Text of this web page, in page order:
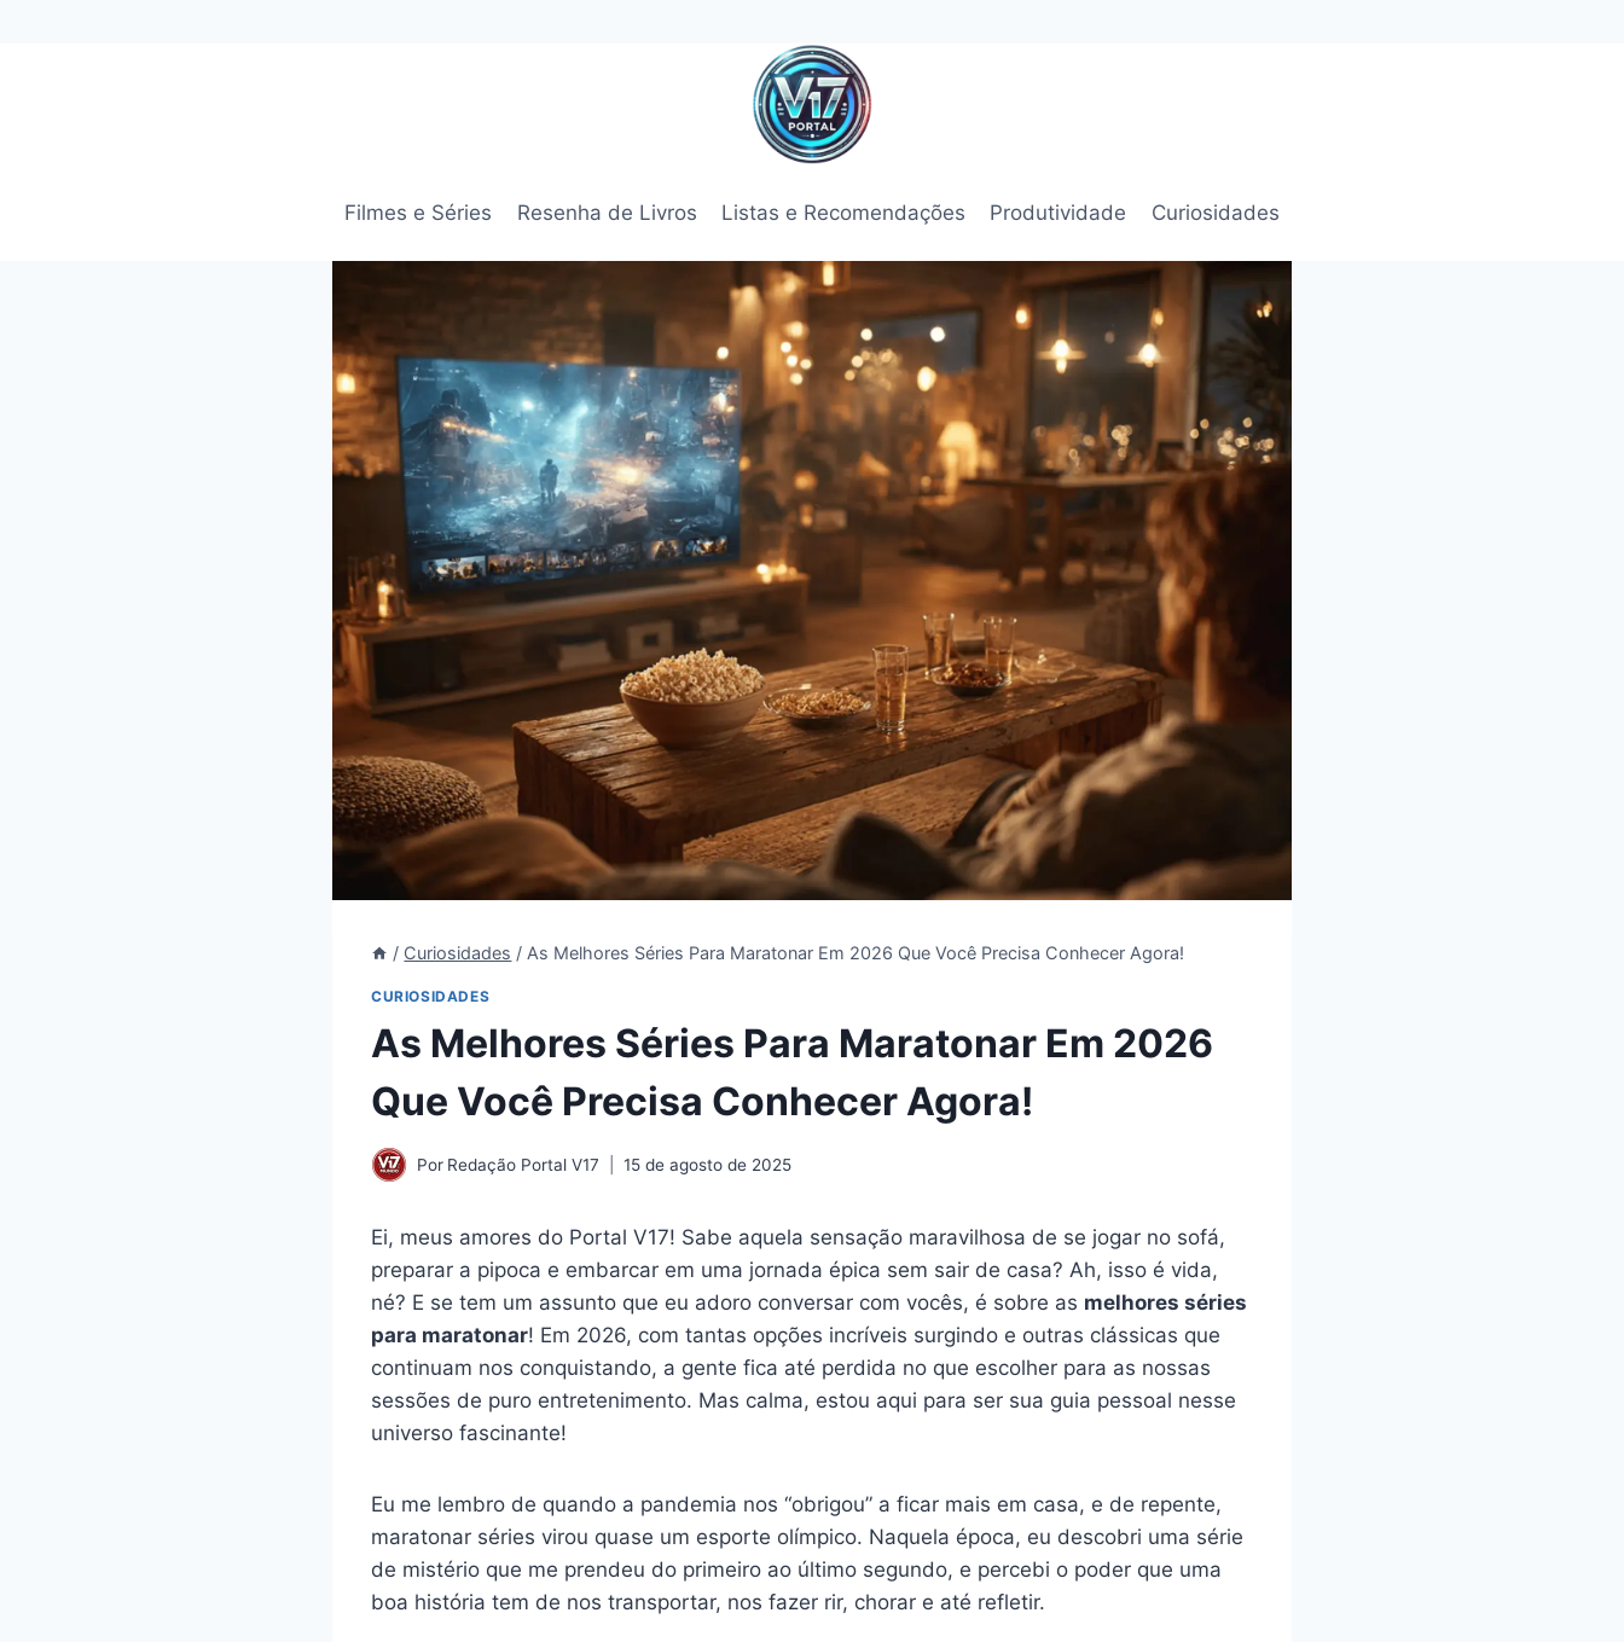
Filmes e Séries Resenha de Livros Listas e Recomendações Produtividade Curiosidades
/ Curiosidades / As Melhores Séries Para Maratonar Em 2026 Que Você Precisa Conhecer Agora!
CURIOSIDADES
As Melhores Séries Para Maratonar Em 2026
Que Você Precisa Conhecer Agora!
Por Redação Portal V17 15 de agosto de 2025
Ei, meus amores do Portal V17! Sabe aquela sensação maravilhosa de se jogar no sofá,
preparar a pipoca e embarcar em uma jornada épica sem sair de casa? Ah, isso é vida,
né? E se tem um assunto que eu adoro conversar com vocês, é sobre as melhores séries
para maratonar! Em 2026, com tantas opções incríveis surgindo e outras clássicas que
continuam nos conquistando, a gente fica até perdida no que escolher para as nossas
sessões de puro entretenimento. Mas calma, estou aqui para ser sua guia pessoal nesse
universo fascinante!
Eu me lembro de quando a pandemia nos “obrigou” a ficar mais em casa, e de repente,
maratonar séries virou quase um esporte olímpico. Naquela época, eu descobri uma série
de mistério que me prendeu do primeiro ao último segundo, e percebi o poder que uma
boa história tem de nos transportar, nos fazer rir, chorar e até refletir.